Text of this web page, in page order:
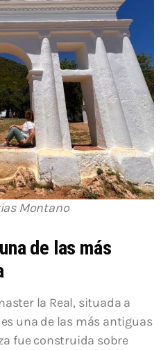
Montano
de las más
la Real, situada a
una de las más antiguas
fue construida sobre